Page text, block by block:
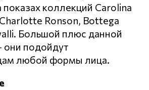
коллекций Carolina
Ronson, Bottega
Большой плюс данной
они подойдут
любой формы лица.